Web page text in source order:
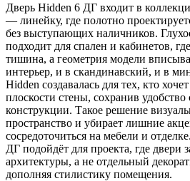
Дверь Hidden 6 ДГ входит в
— линейку, где полотно
без выступающих наличников.
подходит для спален и кабинетов,
тишина, а геометрия модели
интерьер, и в скандинавский, и в
Hidden создавалась для тех, кто
плоскости стены, сохранив
конструкции. Такое решение
пространство и убирает лишние
сосредоточиться на мебели и
ДГ подойдёт для проекта, где двери
архитектуры, а не отдельный
дополняя стилистику помещения.